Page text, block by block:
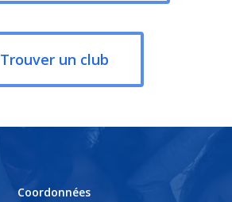
Trouver un club
Coordonnées